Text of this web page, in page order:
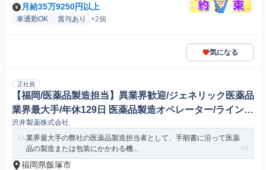
月給35万9250円以上
車通勤OK 賞与あり +2個
気になる
正社員
【福岡/医薬品製造担当】異業界歓迎/ジェネリック医薬品
業界最大手/年休129日 医薬品製造オペレーター/ラインマ
ネージャー
沢井製薬株式会社
業界最大手の弊社の医薬品製造担当者として、手順書に沿って医薬
品の製造または包装にかかわる機...
福岡県飯塚市